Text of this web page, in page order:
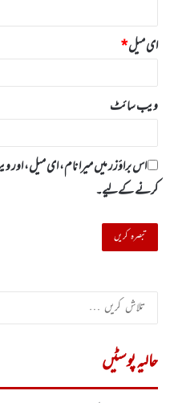
ای میل*
ویب‌ سائٹ
اس براؤزر میں میرا نام، ای میل، اور
کرنے کےلیے۔
حالیہ پوسٹیں